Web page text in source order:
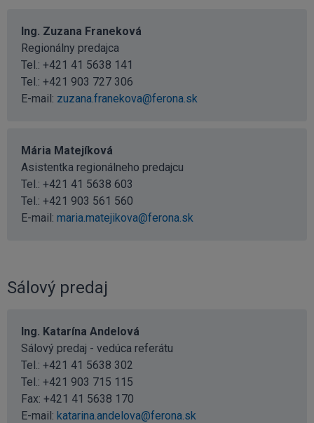
Ing. Zuzana Franeková
Regionálny predajca
Tel.: +421 41 5638 141
Tel.: +421 903 727 306
E-mail: zuzana.franekova@ferona.sk
Mária Matejíková
Asistentka regionálneho predajcu
Tel.: +421 41 5638 603
Tel.: +421 903 561 560
E-mail: maria.matejikova@ferona.sk
Sálový predaj
Ing. Katarína Andelová
Sálový predaj - vedúca referátu
Tel.: +421 41 5638 302
Tel.: +421 903 715 115
Fax: +421 41 5638 170
E-mail: katarina.andelova@ferona.sk